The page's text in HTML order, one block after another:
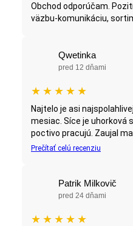
Obchod odporúčam.
väzbu-komunikáciu,
Qwetinka
pred 12 dňami
★ ★ ★ ★ ★
Najtelo je asi
mesiac. Síce je uhorková
poctivo pracujú. Zaujal ma
Prečítať celú recenziu
Patrik Milkovič
pred 24 dňami
★ ★ ★ ★ ★